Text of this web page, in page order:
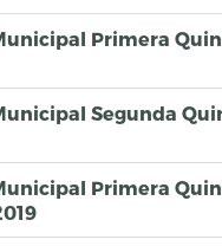
Primera
Segunda
Primera